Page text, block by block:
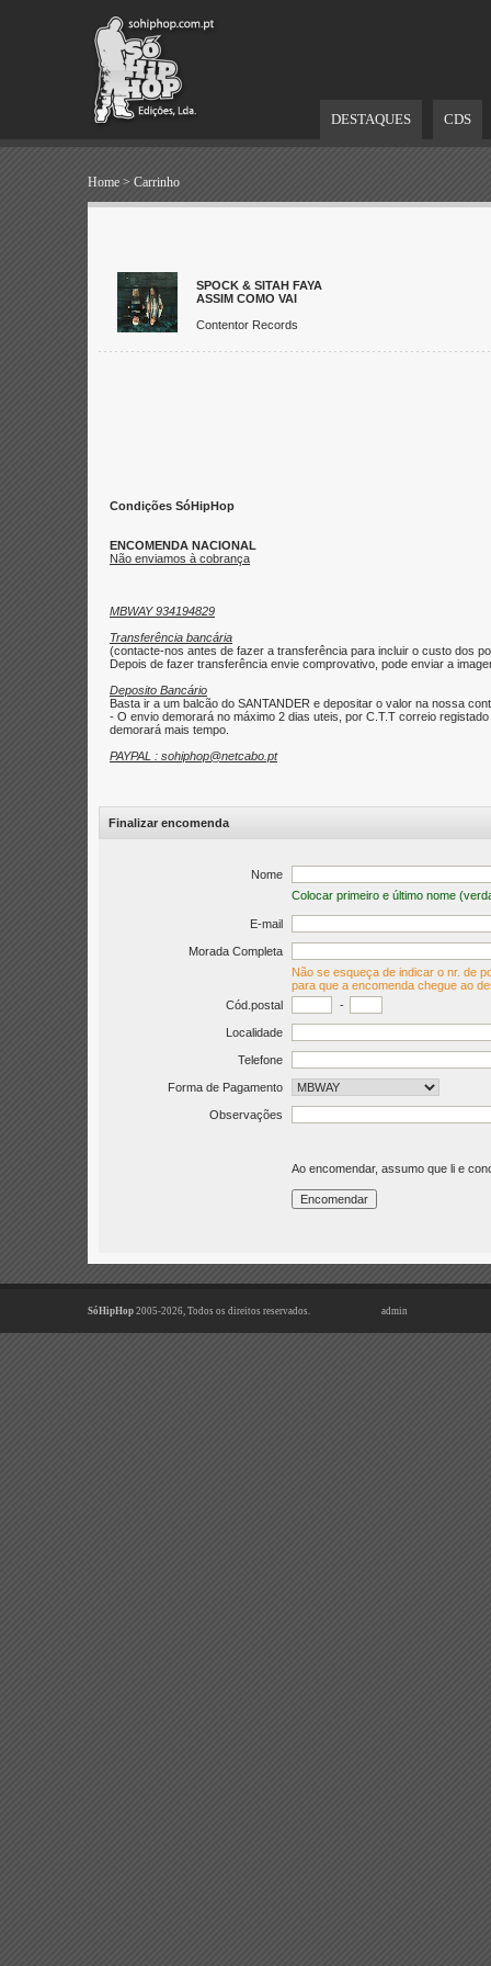
DESTAQUES CDS
Home > Carrinho
SPOCK & SITAH FAYA
ASSIM COMO VAI
Contentor Records
Condições SóHipHop
ENCOMENDA NACIONAL
Não enviamos à cobrança
MBWAY 934194829
Transferência bancária
(contacte-nos antes de fazer a transferência para incluir o custo dos
Depois de fazer transferência envie comprovativo, pode enviar a
Deposito Bancário
Basta ir a um balcão do SANTANDER e depositar o valor na nossa
- O envio demorará no máximo 2 dias uteis, por C.T.T correio
demorará mais tempo.
PAYPAL : sohiphop@netcabo.pt
Finalizar encomenda
Nome
Colocar primeiro e último nome
E-mail
Morada Completa
Não se esqueça de indicar o nr. de
para que a encomenda chegue ao
Cód.postal
-
Localidade
Telefone
Forma de Pagamento
Observações
Ao encomendar, assumo que li e
SóHipHop 2005-2026, Todos os direitos reservados. admin